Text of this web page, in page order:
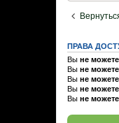
ПРАВА
Вы не можете
Вы не можете
Вы не можете
Вы не можете
Вы не можете